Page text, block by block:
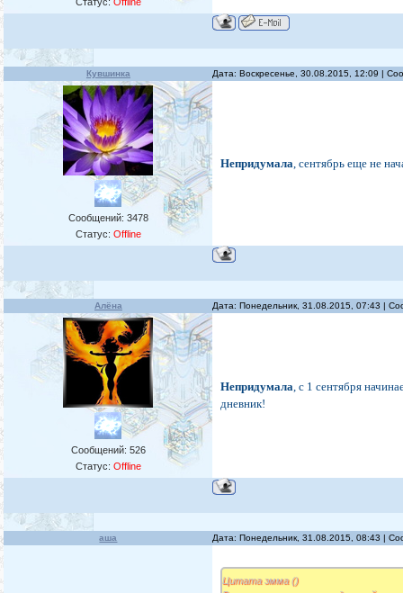
Кувшинка Дата: Воскресенье, 30.08.2015, 12:09 |
Сообщений: 3478
Статус: Offline
Непридумала, сентябрь еще не
Алёна Дата: Понедельник, 31.08.2015, 07:43 |
Сообщений: 526
Статус: Offline
Непридумала, c 1 сентября
дневник!
аша Дата: Понедельник, 31.08.2015, 08:43 |
Цитата эмма ()